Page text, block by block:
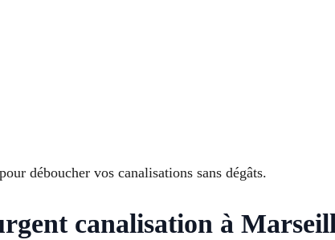
déboucher vos canalisations sans dégâts.
canalisation à